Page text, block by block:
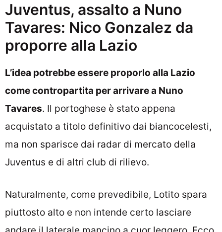
Juventus, assalto a Nuno
Tavares: Nico Gonzalez da
proporre alla Lazio
L’idea potrebbe essere proporlo alla Lazio
come contropartita per arrivare a Nuno
Tavares. Il portoghese è stato appena
acquistato a titolo definitivo dai biancocelesti,
ma non sparisce dai radar di mercato della
Juventus e di altri club di rilievo.
Naturalmente, come prevedibile, Lotito spara
piuttosto alto e non intende certo lasciare